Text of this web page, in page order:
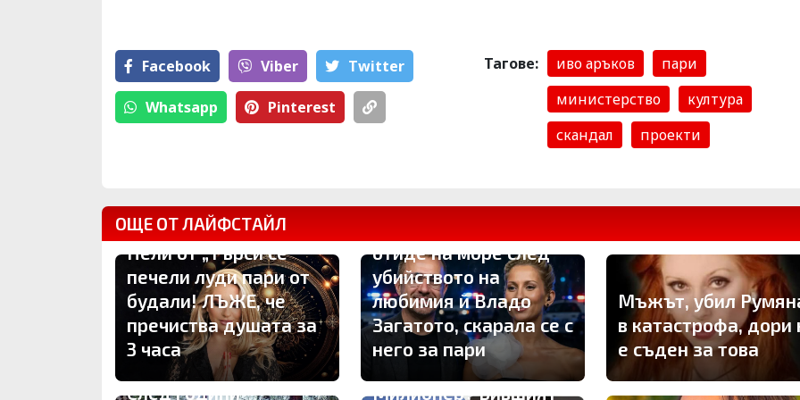
Facebook Viber Тwitter
Whatsapp Pinterest
Тагове: иво аръков
пари
министерство
култура
скандал
проекти
ОЩЕ ОТ ЛАЙФСТАЙЛ
Нели от „Търси се“
печели луди пари от
будали! ЛЪЖЕ, че
пречиства душата за
3 часа
отиде на море след
убийството на
любимия й Владо
Загатото, скарала се с
него за пари
Мъжът, убил
в катастрофа, дори
е съден за това
След години
Милионер? Бившият